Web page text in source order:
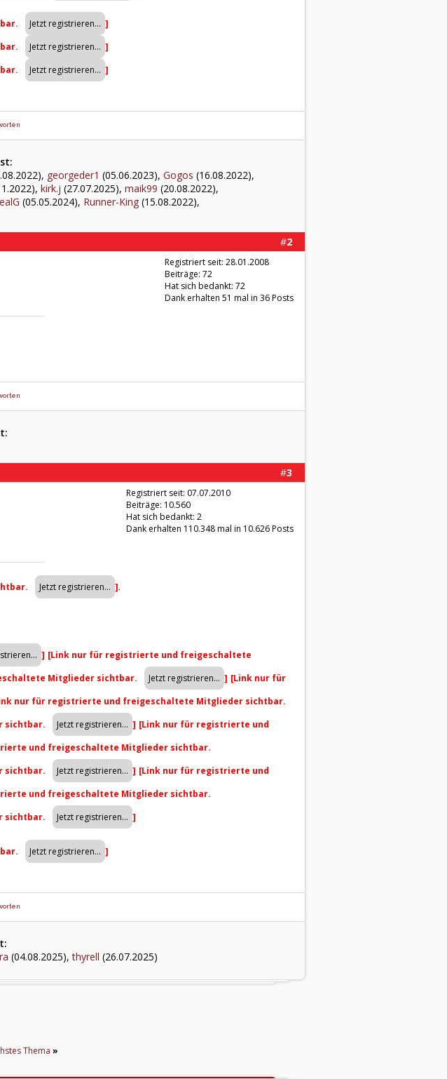
]
]
]
georgeder1 (05.06.2023), Gogos (16.08.2022),
kirk.j (27.07.2025), maik99 (20.08.2022),
(05.05.2024), Runner-King (15.08.2022),
#2
Registriert seit: 28.01.2008
Beiträge: 72
Hat sich bedankt: 72
Dank erhalten 51 mal in 36 Posts
#3
Registriert seit: 07.07.2010
Beiträge: 10.560
Hat sich bedankt: 2
Dank erhalten 110.348 mal in 10.626 Posts
].
] [Link nur für registrierte und freigeschaltete
Mitglieder sichtbar. ] [Link nur für
nur für registrierte und freigeschaltete Mitglieder sichtbar.
sichtbar. ] [Link nur für registrierte und
und freigeschaltete Mitglieder sichtbar.
sichtbar. ] [Link nur für registrierte und
und freigeschaltete Mitglieder sichtbar.
sichtbar. ]
]
(04.08.2025),thyrell (26.07.2025)
Thema »